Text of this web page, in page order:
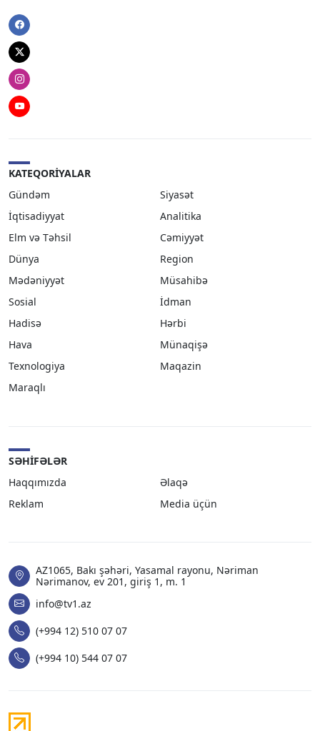
Facebook
Twitter
Instagram
Youtube
KATEQORIYALAR
Gündəm
Siyasət
İqtisadiyyat
Analitika
Elm və Təhsil
Cəmiyyət
Dünya
Region
Mədəniyyət
Müsahibə
Sosial
İdman
Hadisə
Hərbi
Hava
Münaqişə
Texnologiya
Maqazin
Maraqlı
SƏHIFƏLƏR
Haqqımızda
Əlaqə
Reklam
Media üçün
AZ1065, Bakı şəhəri, Yasamal rayonu, Nəriman
Nərimanov, ev 201, giriş 1, m. 1
info@tv1.az
(+994 12) 510 07 07
(+994 10) 544 07 07